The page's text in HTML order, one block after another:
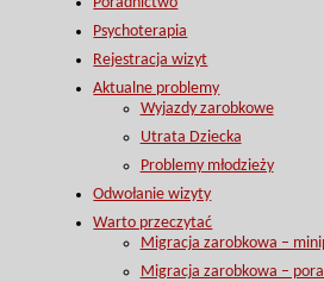
Psychoterapia
Rejestracja wizyt
Aktualne problemy
Wyjazdy zarobkowe
Utrata Dziecka
Problemy młodzieży
Odwołanie wizyty
Warto przeczytać
Migracja zarobkowa –
Migracja zarobkowa –